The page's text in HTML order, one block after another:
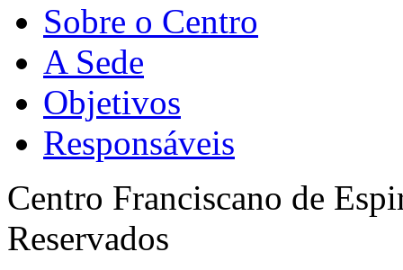
Sobre o Centro
A Sede
Objetivos
Responsáveis
Centro Franciscano de
Reservados